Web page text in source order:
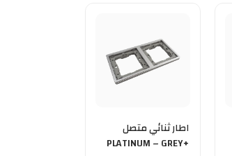
اطار ثنائي متصل
PLATINUM – GREY+